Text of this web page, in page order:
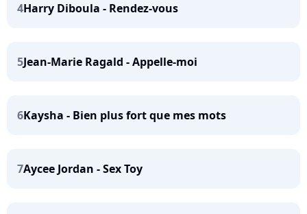
4Harry Diboula - Rendez-vous
5Jean-Marie Ragald - Appelle-moi
6Kaysha - Bien plus fort que mes mots
7Aycee Jordan - Sex Toy